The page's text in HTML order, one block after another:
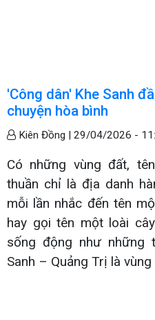
'Công dân' Khe Sanh
chuyện hòa bình
Kiên Đồng | 29/04/2026 -
Có những vùng đất,
thuần chỉ là địa danh
mỗi lần nhắc đến tên
hay gọi tên một loài
sống động như những
Sanh – Quảng Trị là